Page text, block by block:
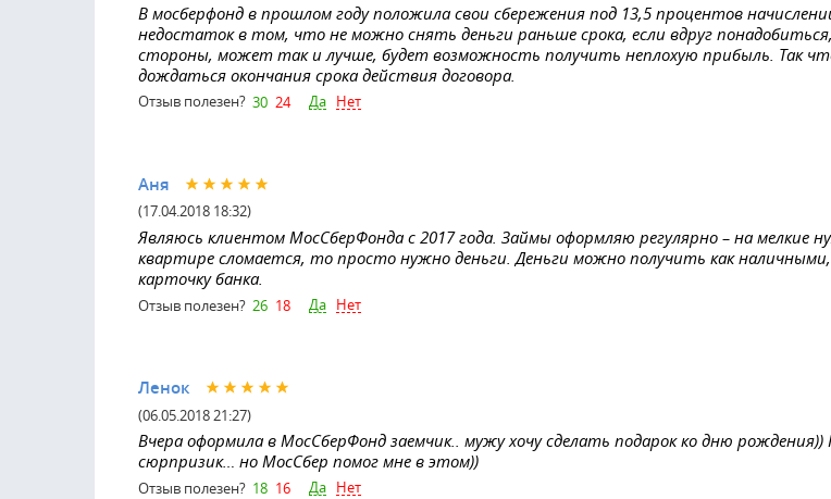
В мосберфонд в прошлом году положила свои сбережения под 13,5 процентов
недостаток в том, что не можно снять деньги раньше срока, если вдруг
стороны, может так и лучше, будет возможность получить неплохую прибыль. Так
дождаться окончания срока действия договора.
Отзыв полезен? 30 24 Да Нет
Аня
(17.04.2018 18:32)
Являюсь клиентом МосСберФонда с 2017 года. Займы оформляю регулярно – на мелкие
квартире сломается, то просто нужно деньги. Деньги можно получить как
карточку банка.
Отзыв полезен? 26 18 Да Нет
Ленок
(06.05.2018 21:27)
Вчера оформила в МосСберФонд заемчик.. мужу хочу сделать подарок ко дню
сюрпризик… но МосСбер помог мне в этом))
Отзыв полезен? 18 16 Да Нет